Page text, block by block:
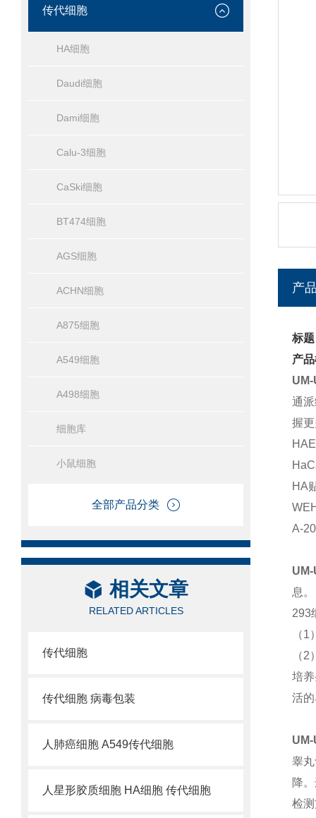
传代细胞
HA细胞
Daudi细胞
Dami细胞
Calu-3细胞
CaSki细胞
BT474细胞
AGS细胞
ACHN细胞
A875细胞
A549细胞
A498细胞
细胞库
小鼠细胞
全部产品分类
相关文章
RELATED ARTICLES
传代细胞
传代细胞 病毒包装
人肺癌细胞 A549传代细胞
人星形胶质细胞 HA细胞 传代细胞
产
标
产
通
握
HA
A-
息。
293
（
（
培
活
睾
降
检